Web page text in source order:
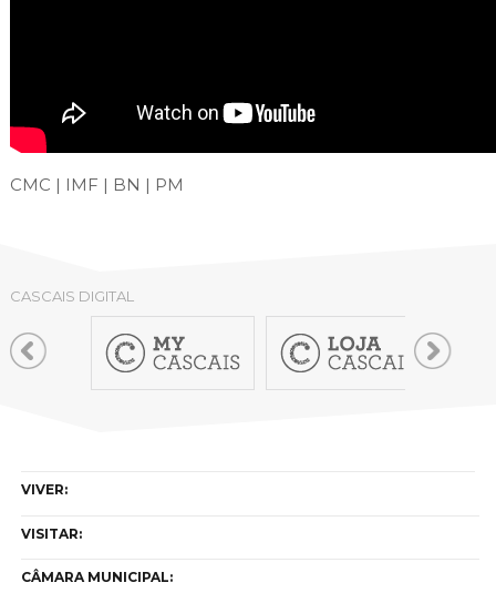
CMC | IMF | BN | PM
CASCAIS DIGITAL
VIVER:
VISITAR:
CÂMARA MUNICIPAL: